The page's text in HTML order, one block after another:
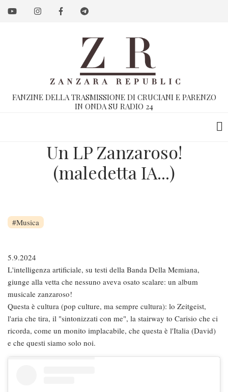
Salta
FANZINE DELLA TRASMISSIONE DI CRUCIANI E PARENZO
IN ONDA SU RADIO 24
Un LP Zanzaroso!
(maledetta IA...)
Un LP Zanzaroso! (maledetta
Musica
5.9.2024
L'intelligenza artificiale, su testi della Banda Della Memiana,
giunge alla vetta che nessuno aveva osato scalare: un album
musicale zanzaroso!
Questa è cultura (pop culture, ma sempre cultura): lo Zeitgeist,
l'aria che tira, il "sintonizzati con me", la stairway to Carisio che ci
ricorda, come un monito implacabile, che questa è l'Italia (David)
e che questi siamo solo noi.